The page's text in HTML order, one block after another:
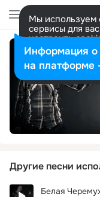
Мы используем
сервисы для
настроить
представитель.
Разрешить все
Другие песни
Белая
Информация о
на платформе